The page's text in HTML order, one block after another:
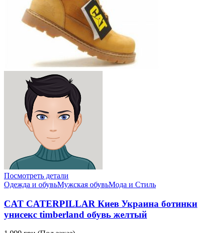
Посмотреть детали
Одежда и обувьМужская обувьМода и Стиль
CAT CATERPILLAR Киев Украина ботинки
унисекс timberland обувь желтый